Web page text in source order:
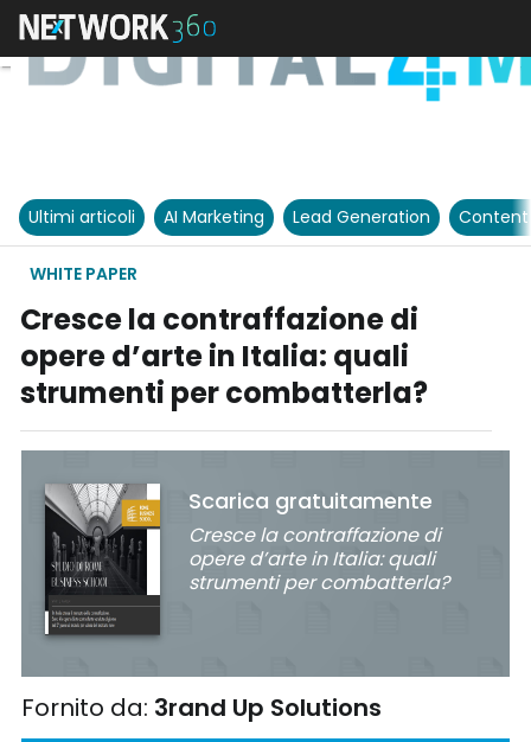
Ultimi articoli AI Marketing Lead Generation
WHITE PAPER
Cresce la contraffazione di
opere d’arte in Italia: quali
strumenti per combatterla?
Scarica gratuitamente
Cresce la contraffazione di
opere d’arte in Italia: quali
strumenti per combatterla?
Fornito da: 3rand Up Solutions